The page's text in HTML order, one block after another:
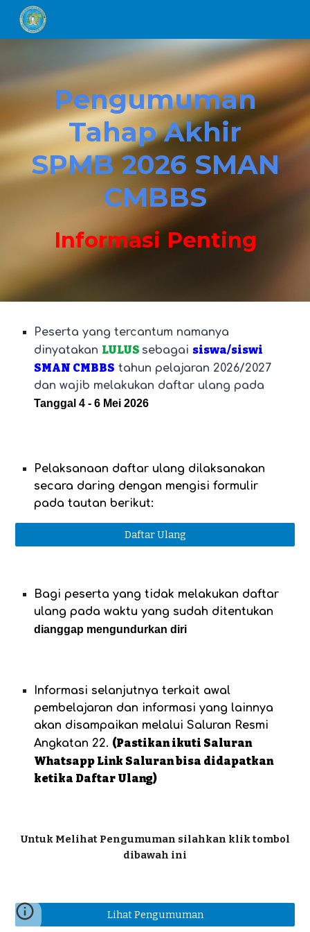
Skip to main content
Pengumuman
Tahap Akhir
SPMB 2026 SMAN
CMBBS
Informasi Penting
Peserta yang tercantum namanya
dinyatakan LULUS sebagai siswa/siswi
SMAN CMBBS tahun pelajaran 2026/2027
dan wajib melakukan daftar ulang pada
Tanggal 4 - 6 Mei 2026
Pelaksanaan daftar ulang dilaksanakan
secara daring dengan mengisi formulir
pada tautan berikut:
Daftar Ulang
Bagi peserta yang tidak melakukan daftar
ulang pada waktu yang sudah ditentukan
dianggap mengundurkan diri
Informasi selanjutnya terkait awal
pembelajaran dan informasi yang lainnya
akan disampaikan melalui Saluran Resmi
Angkatan 22. (Pastikan ikuti Saluran
Whatsapp Link Saluran bisa didapatkan
ketika Daftar Ulang)
Untuk Melihat Pengumuman silahkan klik tombol
dibawah ini
Lihat Pengumuman